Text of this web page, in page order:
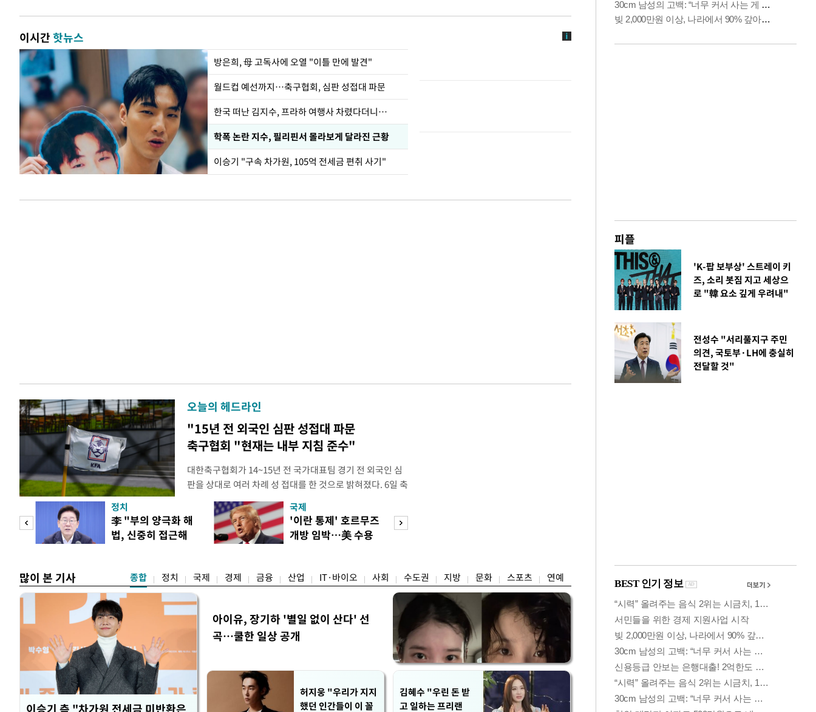
이시간핫뉴스
방은희, 母 고독사에 오열 "이틀 만에 발견"
월드컵 예선까지…축구협회, 심판 성접대 파문
한국 떠난 김지수, 프라하 여행사 차렸다더니…
학폭 논란 지수, 필리핀서 몰라보게 달라진 근황
이승기 "구속 차가원, 105억 전세금 편취 사기"
오늘의 헤드라인
"15년 전 외국인 심판 성접대 파문
축구협회 "현재는 내부 지침 준수"
대한축구협회가 14~15년 전 국가대표팀 경기 전 외국인 심
판을 상대로 여러 차례 성 접대를 한 것으로 밝혀졌다. 6일 축
구계에 따르면 국회의 한 의원실은 축구협회가 2011~2012
년 국제심판 10여 명에게 성 접대한 사실을 확인했다. 당시
축구협회는 외국인 심판과 감독관 등 10여 명에게 한 번에
수십만원에서 많게는 100만원이 넘는 돈을 성
정치
李 "부의 양극화 해
법, 신중히 접근해
국제
'이란 통제' 호르무즈
개방 임박…美 수용
많이 본 기사 종합 정치 국제 경제 금융 산업 IT·바이오 사회 수도권 지방 문화 스포츠 연예
이승기 측 "차가원 전세금 미반환은
아이유, 장기하 '별일 없이 산다' 선
곡…쿨한 일상 공개
허지웅 "우리가 지지
했던 인간들이 이 꼴
김혜수 "우린 돈 받
고 일하는 프리랜
피플
'K-팝 보부상' 스트레이 키
즈, 소리 봇짐 지고 세상으
로 "韓 요소 깊게 우려내"
전성수 "서리풀지구 주민
의견, 국토부·LH에 충실히
전달할 것"